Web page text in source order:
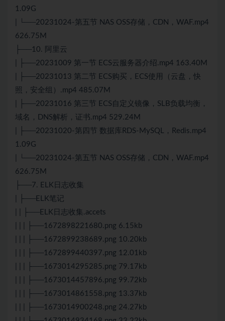
1.09G
| └──20231024-第五节 NAS OSS存储，CDN，WAF.mp4
626.75M
├──10. 阿里云
| ├──20231009 第一节 ECS云服务器介绍.mp4 163.40M
| ├──20231013 第二节 ECS购买，ECS使用（云盘，快
照，安全组）.mp4 485.07M
| ├──20231016 第三节 ECS自定义镜像，SLB负载均衡，
域名，DNS解析，证书.mp4 529.24M
| ├──20231020-第四节 数据库RDS-MySQL，Redis.mp4
1.09G
| └──20231024-第五节 NAS OSS存储，CDN，WAF.mp4
626.75M
├──7. ELK日志收集
| ├──ELK笔记
| | ├──ELK日志收集.accets
| | | ├──1672898221680.png 6.15kb
| | | ├──1672899238689.png 10.20kb
| | | ├──1672899440397.png 12.01kb
| | | ├──1673014295285.png 79.17kb
| | | ├──1673014457896.png 99.72kb
| | | ├──1673014861558.png 13.37kb
| | | ├──1673014900248.png 24.27kb